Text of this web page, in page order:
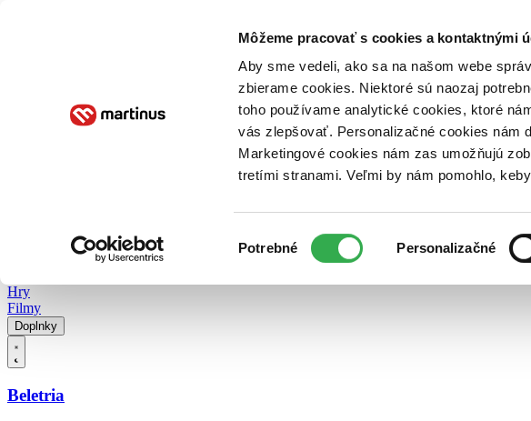
Môžeme pracovať s cookies a kontaktnými
Aby sme vedeli, ako sa na našom webe
zbierame cookies. Niektoré sú naozaj
toho používame analytické cookies, ktoré
vás zlepšovať. Personalizačné cookies nám
Marketingové cookies nám zas umožňujú
tretími stranami. Veľmi by nám pomohlo,
súhlasu
Potrebné Personalizačné
Poukážky Kontakt
Hry
Filmy
Doplnky
Beletria